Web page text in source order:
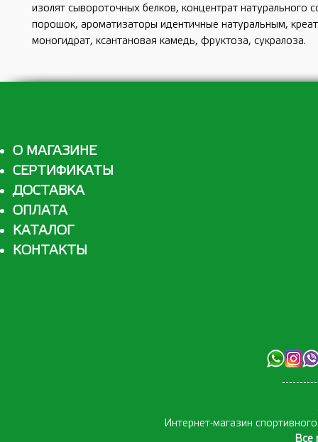
изолят сывороточных белков, концентрат натурального
порошок, ароматизаторы идентичные натуральным,
моногидрат, ксантановая камедь, фруктоза, сукралоза.
О МАГАЗИНЕ
СЕРТИФИКАТЫ
ДОСТАВКА
ОПЛАТА
КАТАЛОГ
КОНТАКТЫ
Интернет-магазин
Все